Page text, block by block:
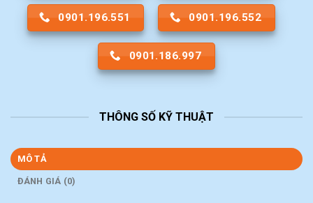
0901.196.551 0901.196.552
0901.186.997
THÔNG SỐ KỸ THUẬT
MÔ TẢ
ĐÁNH GIÁ (0)